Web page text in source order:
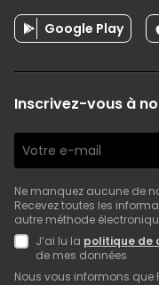
Google Play
Inscrivez-vous à
Ne manquez aucune de
Recevez toutes les
autre méthode
J’ai lu la politique de
de mes données
Nous vous informons que